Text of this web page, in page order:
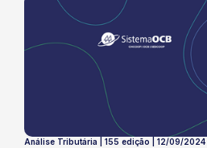
Análise Tributária | 155 edição | 12/09/2024